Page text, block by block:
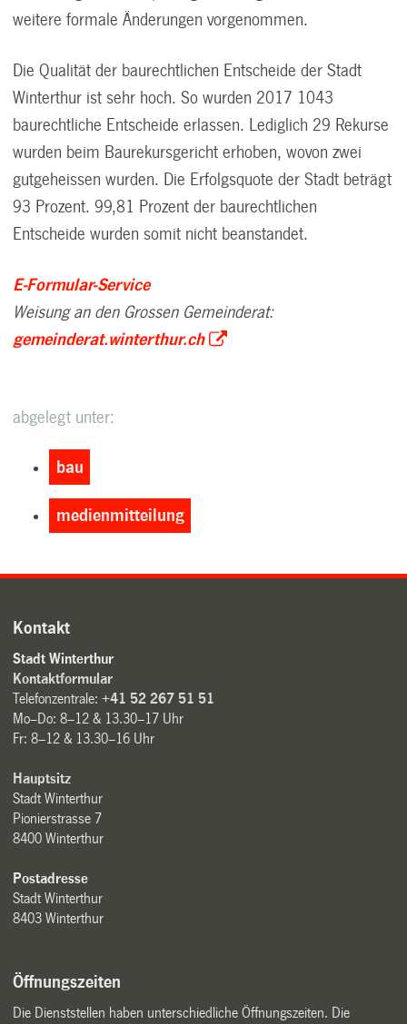
weitere formale Änderungen vorgenommen.
Die Qualität der baurechtlichen Entscheide der Stadt
Winterthur ist sehr hoch. So wurden 2017 1043
baurechtliche Entscheide erlassen. Lediglich 29 Rekurse
wurden beim Baurekursgericht erhoben, wovon zwei
gutgeheissen wurden. Die Erfolgsquote der Stadt beträgt
93 Prozent. 99,81 Prozent der baurechtlichen
Entscheide wurden somit nicht beanstandet.
E-Formular-Service
Weisung an den Grossen Gemeinderat:
gemeinderat.winterthur.ch
abgelegt unter:
bau
medienmitteilung
Kontakt
Stadt Winterthur
Kontaktformular
Telefonzentrale:+41 52 267 51 51
Mo–Do: 8–12 & 13.30–17 Uhr
Fr: 8–12 & 13.30–16 Uhr
Hauptsitz
Stadt Winterthur
Pionierstrasse 7
8400 Winterthur
Postadresse
Stadt Winterthur
8403 Winterthur
Öffnungszeiten
Die Dienststellen haben unterschiedliche Öffnungszeiten. Die